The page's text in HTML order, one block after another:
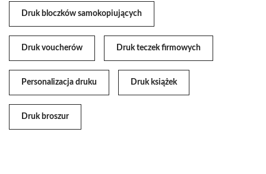
Druk bloczków samokopiujących
Druk voucherów Druk teczek firmowych
Personalizacja druku Druk książek
Druk broszur